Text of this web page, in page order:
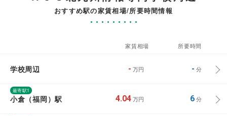
おすすめ駅の家賃相場/所要時間情報
家賃相場 所要時間
学校周辺 - 万円 - 分
最寄駅1
小倉（福岡）駅 4.04 万円 6分